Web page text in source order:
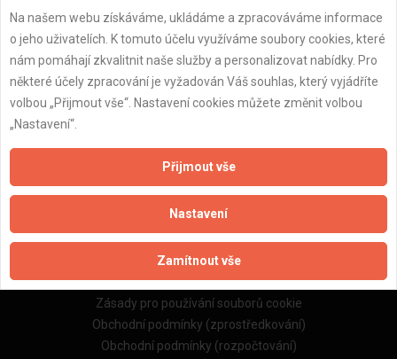
ZPĚT
Naše firmy a řemeslníci
Zpracování a ochrana osobních údajů
Zásady pro používání souborů cookie
Obchodní podmínky (zprostředkování)
Obchodní podmínky (rozpočtování)
Na našem webu získáváme, ukládáme a zpracováváme informace
o jeho uživatelích. K tomuto účelu využíváme soubory cookies, které
nám pomáhají zkvalitnit naše služby a personalizovat nabídky. Pro
některé účely zpracování je vyžadován Váš souhlas, který vyjádříte
volbou „Přijmout vše“. Nastavení cookies můžete změnit volbou
„Nastavení“.
Přijmout vše
Nastavení
Zamítnout vše